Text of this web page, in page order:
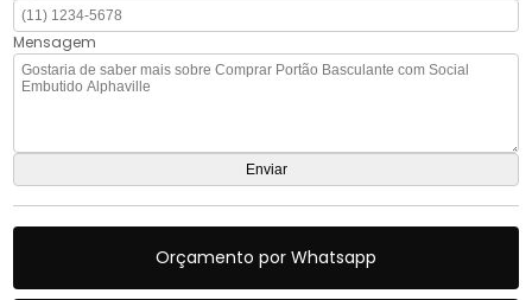
Mensagem
Orçamento por Whatsapp